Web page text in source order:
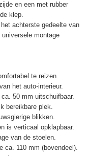
en een met rubber
klep.
achterste gedeelte van
montage
te reizen.
het auto-interieur.
50 mm uitschuifbaar.
bereikbare plek.
blikken.
is verticaal opklapbaar.
van de stoelen.
ca. 110 mm (bovendeel).